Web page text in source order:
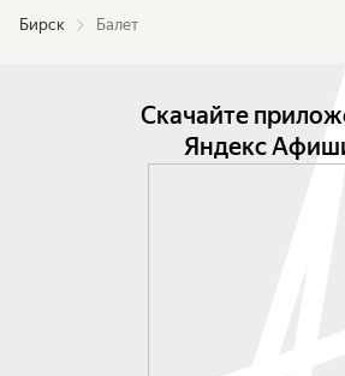
Бирск Балет
Скачайте
Яндекс